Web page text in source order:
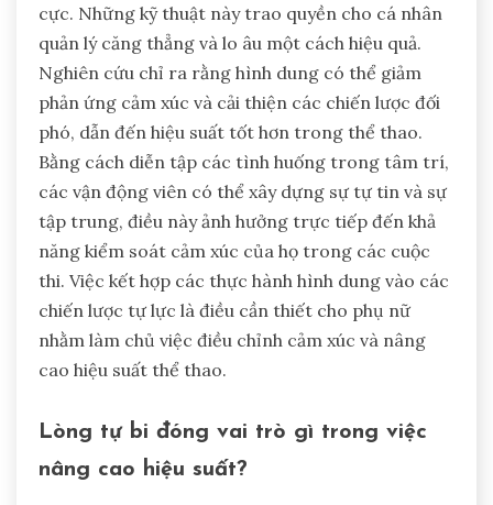
cực. Những kỹ thuật này trao quyền cho cá nhân
quản lý căng thẳng và lo âu một cách hiệu quả.
Nghiên cứu chỉ ra rằng hình dung có thể giảm
phản ứng cảm xúc và cải thiện các chiến lược đối
phó, dẫn đến hiệu suất tốt hơn trong thể thao.
Bằng cách diễn tập các tình huống trong tâm trí,
các vận động viên có thể xây dựng sự tự tin và sự
tập trung, điều này ảnh hưởng trực tiếp đến khả
năng kiểm soát cảm xúc của họ trong các cuộc
thi. Việc kết hợp các thực hành hình dung vào các
chiến lược tự lực là điều cần thiết cho phụ nữ
nhằm làm chủ việc điều chỉnh cảm xúc và nâng
cao hiệu suất thể thao.
Lòng tự bi đóng vai trò gì trong việc
nâng cao hiệu suất?